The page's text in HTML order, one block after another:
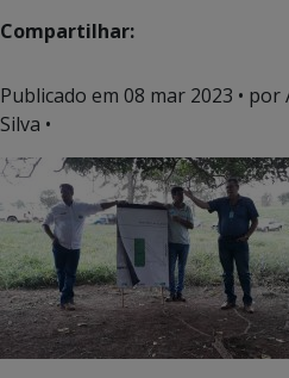
Compartilhar:
Publicado em 08 mar 2023 • por
Silva •